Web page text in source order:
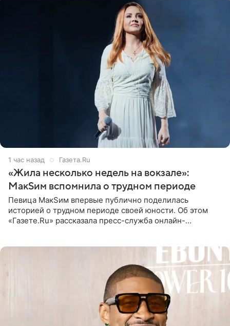
1 час назад Газета.Ru
«Жила несколько недель на вокзале»:
МакSим вспомнила о трудном периоде
Певица МакSим впервые публично поделилась
историей о трудном периоде своей юности. Об этом
«Газете.Ru» рассказала пресс-служба онлайн-